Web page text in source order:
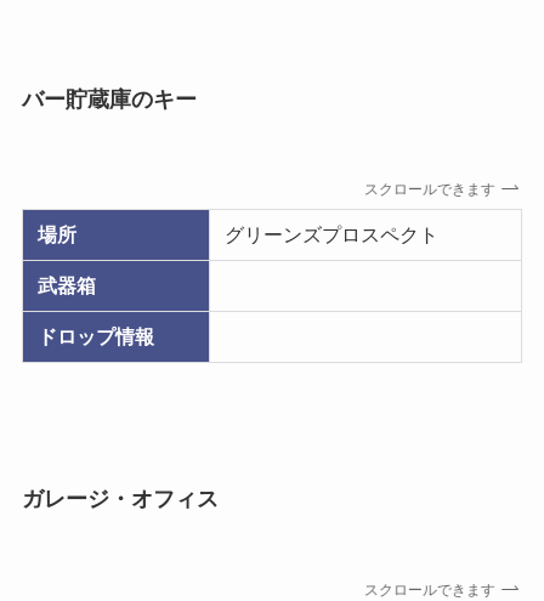
バー貯蔵庫のキー
スクロールできます
場所 グリーンズプロスペクト
武器箱
ドロップ情報
ガレージ・オフィス
スクロールできます